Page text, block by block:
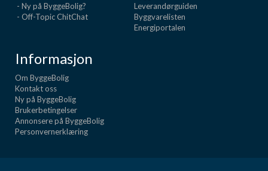
- Ny på ByggeBolig?
- Off-Topic ChitChat
Leverandørguiden
Byggvarelisten
Energiportalen
Informasjon
Om ByggeBolig
Kontakt oss
Ny på ByggeBolig
Brukerbetingelser
Annonsere på ByggeBolig
Personvernerklæring